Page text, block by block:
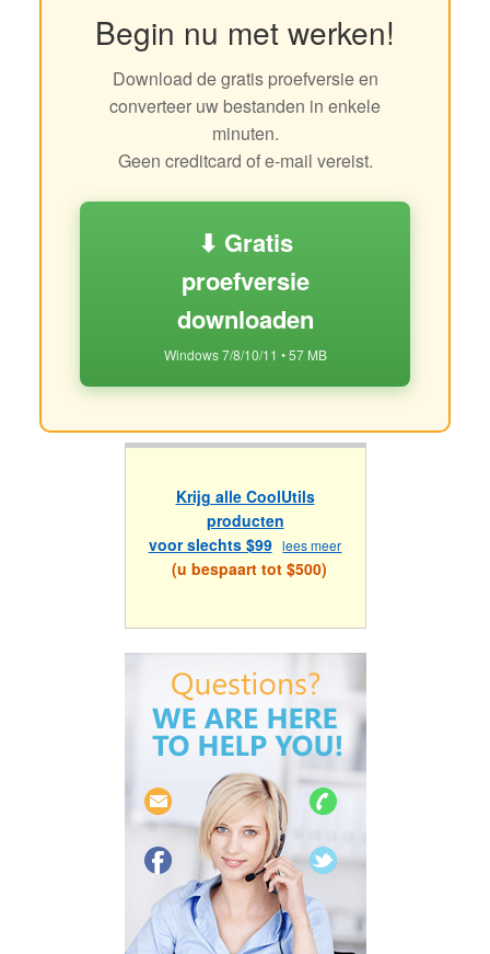
Begin nu met werken!
Download de gratis proefversie en
converteer uw bestanden in enkele
minuten.
Geen creditcard of e-mail vereist.
⬇ Gratis
proefversie
downloaden
Windows 7/8/10/11 • 57 MB
Krijg alle CoolUtils
producten
voor slechts $99 lees meer
(u bespaart tot $500)